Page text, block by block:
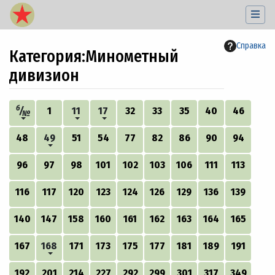
Справка
Категория:Минометный
дивизион
Перейти к: навигация поиск
б/№ 1 11 17 32 33 35 40 46
48 49 51 54 77 82 86 90 94
96 97 98 101 102 103 106 111 113
116 117 120 123 124 126 129 136 139
140 147 158 160 161 162 163 164 165
167 168 171 173 175 177 181 189 191
192 201 214 227 292 299 301 317 349